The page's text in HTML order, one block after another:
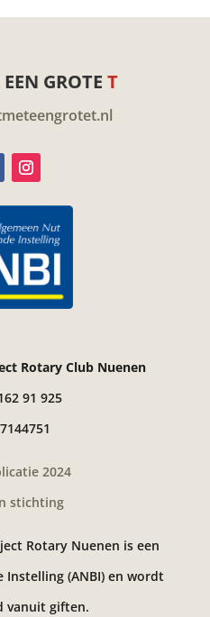
GROTET
Rotary Club Nuenen
91 925
2024
stichting
Rotary Nuenen is een
Instelling (ANBI) en wordt
vanuit giften.